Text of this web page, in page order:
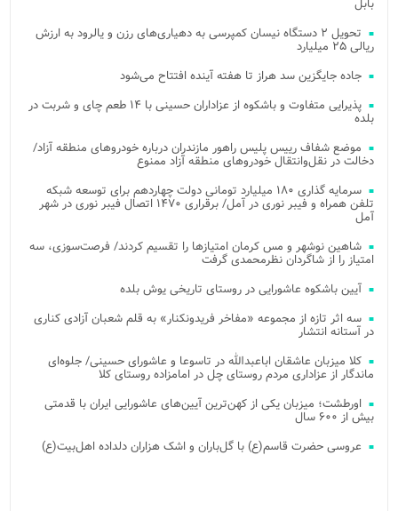
بابل
تحویل ۲ دستگاه نیسان کمپرسی به دهیاری‌های رزن و یالرود به ارزش
ریالی ۲۵ میلیارد
جاده جایگزین سد هراز تا هفته آینده افتتاح می‌شود
پذیرایی متفاوت و باشکوه از عزاداران حسینی با ۱۴ طعم چای و شربت در
بلده
موضع شفاف رییس پلیس راهور مازندران درباره خودروهای منطقه آزاد/
دخالت در نقل‌وانتقال خودروهای منطقه آزاد ممنوع
سرمایه گذاری ۱۸۰ میلیارد تومانی دولت چهاردهم برای توسعه شبکه
تلفن همراه و فیبر نوری در آمل/ برقراری ۱۴۷۰ اتصال فیبر نوری در شهر
آمل
شاهین نوشهر و مس کرمان امتیازها را تقسیم کردند/ فرصت‌سوزی، سه
امتیاز را از شاگردان نظرمحمدی گرفت
آیین باشکوه عاشورایی در روستای تاریخی یوش بلده
سه اثر تازه از مجموعه «مفاخر فریدونکنار» به قلم شعبان آزادی کناری
در آستانه انتشار
کلا میزبان عاشقان اباعبدالله در تاسوعا و عاشورای حسینی/ جلوه‌ای
ماندگار از عزاداری مردم روستای چل در امامزاده روستای کلا
اورطشت؛ میزبان یکی از کهن‌ترین آیین‌های عاشورایی ایران با قدمتی
بیش از ۶۰۰ سال
عروسی حضرت قاسم(ع) با گل‌باران و اشک هزاران دلداده اهل‌بیت(ع)